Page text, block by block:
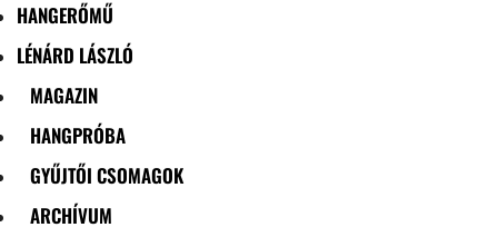
HANGERŐMŰ
LÉNÁRD LÁSZLÓ
MAGAZIN
HANGPRÓBA
GYŰJTŐI CSOMAGOK
ARCHÍVUM